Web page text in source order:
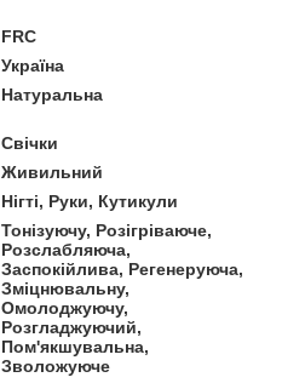
FRC
Україна
Натуральна
Свічки
Живильний
Нігті, Руки, Кутикули
Тонізуючу, Розігріваюче,
Розслабляюча,
Заспокійлива, Регенеруюча,
Зміцнювальну,
Омолоджуючу,
Розгладжуючий,
Пом'якшувальна,
Зволожуюче